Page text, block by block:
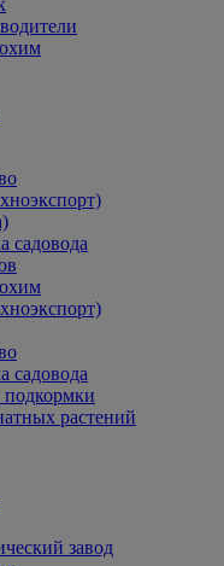
садовода
садовода
подкормки
растений
завод